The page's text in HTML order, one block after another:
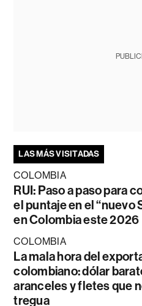
LAS MÁS VISITADAS
COLOMBIA
RUI: Paso a paso para
el puntaje en el “nuevo
en Colombia este 2026
COLOMBIA
La mala hora del
colombiano: dólar
aranceles y fletes que
tregua